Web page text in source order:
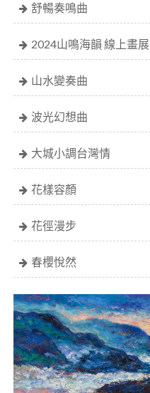
舒暢奏鳴曲
2024山鳴海韻 線上畫展
山水變奏曲
波光幻想曲
大城小調台灣情
花樣容顏
花徑漫步
春櫻悅然